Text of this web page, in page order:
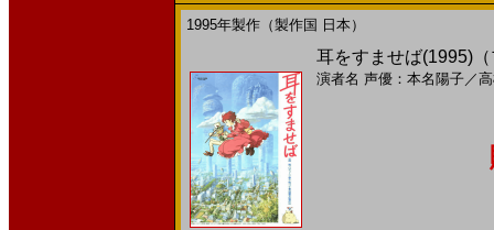
1995年製作（製作国 日本）
耳をすませば(1995)
演者名 声優：本名陽子／